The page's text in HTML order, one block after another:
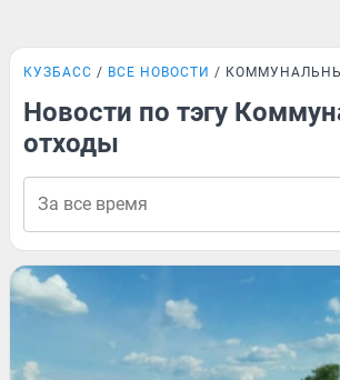
КУЗБАСС ВСЕ НОВОСТИ
Новости по тэгу
отходы